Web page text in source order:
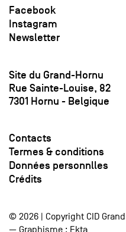
Facebook
Instagram
Newsletter
Site du Grand-Hornu
Rue Sainte-Louise, 82
7301 Hornu - Belgique
Contacts
Termes & conditions
Données personnlles
Crédits
© 2026 | Copyright CID
— Graphisme : Ekta